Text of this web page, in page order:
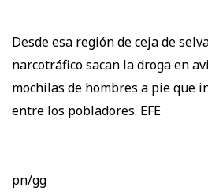
Desde esa región de ceja de
narcotráfico sacan la droga en
mochilas de hombres a pie que
entre los pobladores. EFE
pn/gg